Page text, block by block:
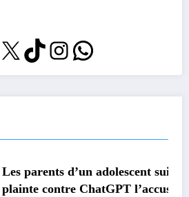
X TikTok
Instagram
WhatsApp
d’un adolescent suicidé portent
ChatGPT l’accusant d’avoir